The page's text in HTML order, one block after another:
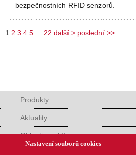
bezpečnostních RFID senzorů.
1 2 3 4 5 22 další > poslední >>
Produkty
Aktuality
Oblasti použití
Nastavení souborů cookies